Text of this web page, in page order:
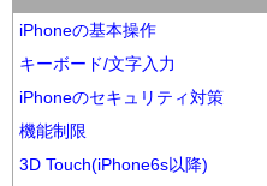
iPhoneの基本操作
キーボード/文字入力
iPhoneのセキュリティ対策
機能制限
3D Touch(iPhone6s以降)